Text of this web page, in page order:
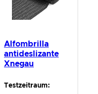
Alfombrilla
antideslizante
Xnegau
Testzeitraum: